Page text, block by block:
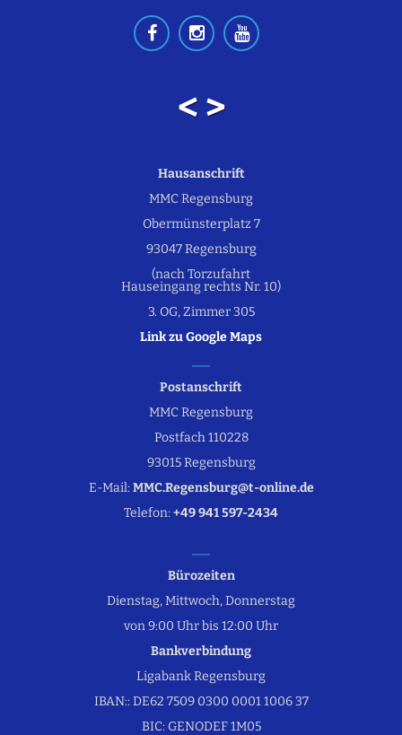
< >
Hausanschrift
MMC Regensburg
Obermünsterplatz 7
93047 Regensburg
(nach Torzufahrt
Hauseingang rechts Nr. 10)
3. OG, Zimmer 305
Link zu Google Maps
Postanschrift
MMC Regensburg
Postfach 110228
93015 Regensburg
E-Mail: MMC.Regensburg@t-online.de
Telefon: +49 941 597-2434
Bürozeiten
Dienstag, Mittwoch, Donnerstag
von 9:00 Uhr bis 12:00 Uhr
Bankverbindung
Ligabank Regensburg
IBAN:: DE62 7509 0300 0001 1006 37
BIC: GENODEF 1M05